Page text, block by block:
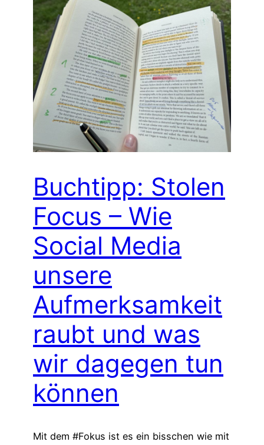
Buchtipp: Stolen
Focus – Wie
Social Media
unsere
Aufmerksamkeit
raubt und was
wir dagegen tun
können
Mit dem #Fokus ist es ein bisschen wie mit